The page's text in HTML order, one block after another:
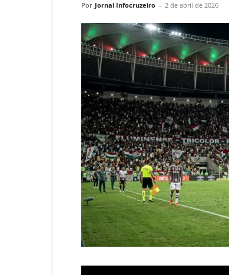
Por Jornal Infocruzeiro - 2 de abril de 2026